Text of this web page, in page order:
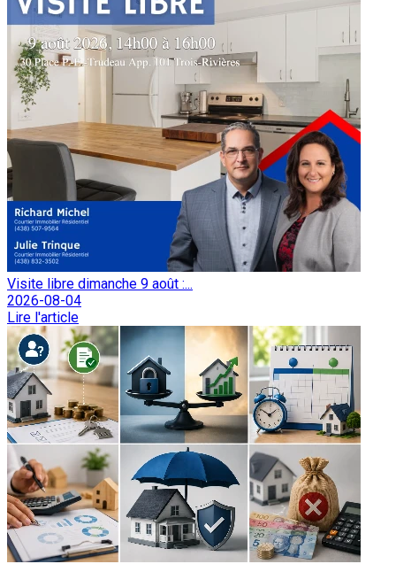
Visite libre dimanche 9 août :...
2026-08-04
Lire l'article